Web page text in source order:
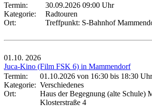
Termin:
30.09.2026 09:00 Uhr
Kategorie:
Radtouren
Ort:
Treffpunkt: S-Bahnhof
01.10. 2026
Juca-Kino (Film FSK 6) in Mammendorf
Termin:
01.10.2026 von 16:30 bis 18:30 Uhr
Kategorie: Verschiedenes
Ort:
Haus der Begegnung (alte Schule)
Klosterstraße 4